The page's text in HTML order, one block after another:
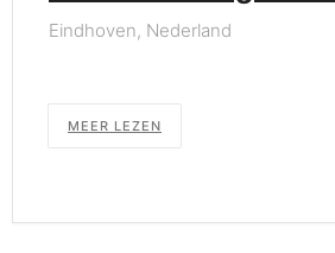
Eindhoven, Nederland
MEER LEZEN